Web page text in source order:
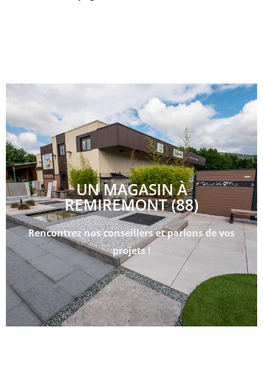
UN MAGASIN À
REMIREMONT (88)
Rencontrez nos conseillers et parlons de vos
projets !